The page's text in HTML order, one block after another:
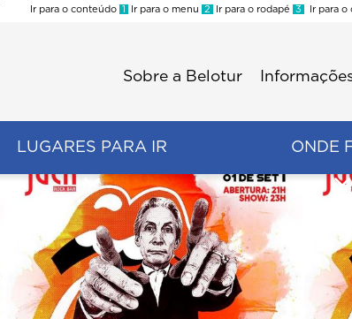
Ir para o conteúdo 1 Ir para o menu 2 Ir para o rodapé 3 Ir para o
Sobre a Belotur
LUGARES PARA IR ONDE